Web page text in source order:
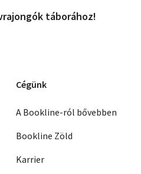
táborához!
Cégünk
A Bookline-ról bővebben
Bookline Zöld
Karrier